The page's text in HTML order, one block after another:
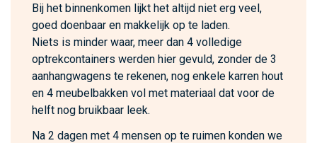
Bij het binnenkomen lijkt het altijd niet erg veel,
goed doenbaar en makkelijk op te laden.
Niets is minder waar, meer dan 4 volledige
optrekcontainers werden hier gevuld, zonder de 3
aanhangwagens te rekenen, nog enkele karren hout
en 4 meubelbakken vol met materiaal dat voor de
helft nog bruikbaar leek.
Na 2 dagen met 4 mensen op te ruimen konden we